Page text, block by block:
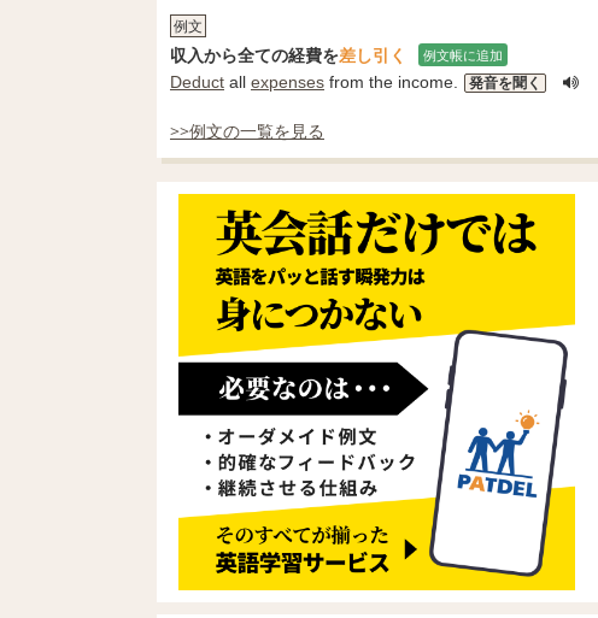
例文
収入から全ての経費を差し引く 例文帳に追加
Deduct all expenses from the income. 発音を聞く
>>例文の一覧を見る